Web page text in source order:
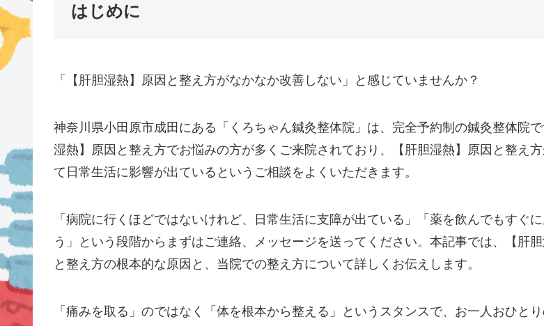
はじめに
「【肝胆湿熱】原因と整え方がなかなか改善しない」と感じていませんか？
神奈川県小田原市成田にある「くろちゃん鍼灸整体院」は、完全予約制の鍼灸整体院
湿熱】原因と整え方でお悩みの方が多くご来院されており、【肝胆湿熱】原因と整え
て日常生活に影響が出ているというご相談をよくいただきます。
「病院に行くほどではないけれど、日常生活に支障が出ている」「薬を飲んでもすぐ
う」という段階からまずはご連絡、メッセージを送ってください。本記事では、【肝
と整え方の根本的な原因と、当院での整え方について詳しくお伝えします。
「痛みを取る」のではなく「体を根本から整える」というスタンスで、お一人おひと